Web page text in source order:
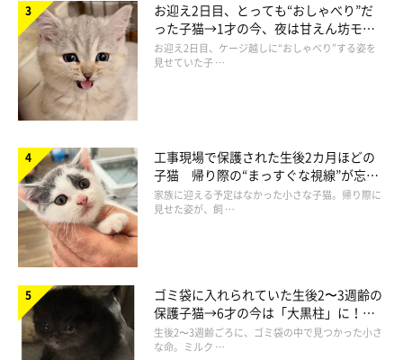
「なかなか布団に一緒に入ってくれないので、もう踏まれてでも
猫とヌクヌクしたい。」（投稿者 ７２１白百合さん）
とにかく一緒に寝たい！という切実な飼い主さんの想いが伝わり
ます。
踏まれていても、重くても…… 一緒に寝れるなら、ぜひお願い
します。と願う猫飼いさんも少なくないかもしれませんね(笑)
お次も、「ああ、これはあるあるだわ…」と思わず納得してしま
う!?こちらの一句。
お迎え2日目、とっても“おしゃべり”だ
った子猫→1才の今、夜は甘えん坊モー
ドになるコに成長！
お迎え2日目、ケージ越しに“おしゃべり”する姿を
見せていた子 …
工事現場で保護された生後2カ月ほどの
子猫 帰り際の“まっすぐな視線”が忘れ
られず、家族の一員に
家族に迎える予定はなかった小さな子猫。帰り際に
見せた姿が、飼 …
ゴミ袋に入れられていた生後2〜3週齢の
保護子猫→6才の今は「大黒柱」に！
美しい黒猫に成長した姿にグッとくる
生後2〜3週齢ごろに、ゴミ袋の中で見つかった小さ
な命。ミルク …